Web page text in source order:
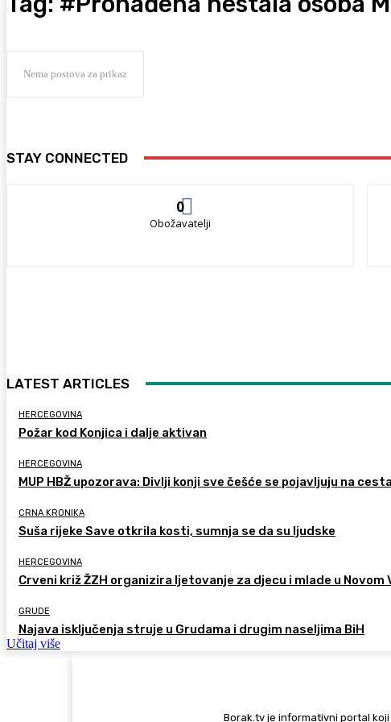
Nema postova za prikaz
STAY CONNECTED
0
Obožavatelji
LATEST ARTICLES
HERCEGOVINA
Požar kod Konjica i dalje aktivan
HERCEGOVINA
MUP HBŽ upozorava: Divlji konji sve češće se pojavljuju na
CRNA KRONIKA
Suša rijeke Save otkrila kosti, sumnja se da su ljudske
HERCEGOVINA
Crveni križ ŽZH organizira ljetovanje za djecu i mlade u Novom
GRUDE
Najava isključenja struje u Grudama i drugim naseljima BiH
Učitaj više
Borak.tv je informativni portal